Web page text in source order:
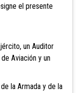
el presente
un Auditor
Aviación y un
la Armada y de la